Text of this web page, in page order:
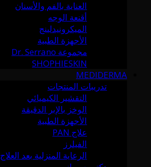
العناية بالفم والأسنان
أقنعة الوجه
الميكرونيدلينج
الأجهزة الطبية
مجموعة Dr. Serrano
SHOPHIESKIN
MEDIDERMA
تدريبات المنتجات
التقشير الكيميائي
الوخز بالإبر الدقيقة
الأجهزة الطبية
علاج PAN
الفيلرز
الرعاية المنزلية بعد العلاج